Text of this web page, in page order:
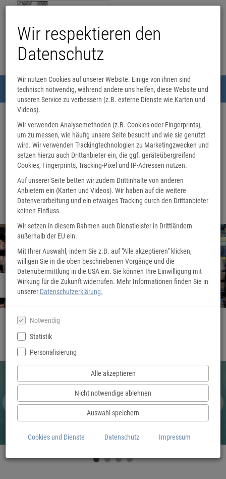
Wir respektieren den
Datenschutz
Wir nutzen Cookies auf unserer Website. Einige von ihnen sind
technisch notwendig, während andere uns helfen, diese Website und
unseren Service zu verbessern (z.B. externe Dienste wie Karten und
Videos).
Wir verwenden Analysemethoden (z.B. Cookies oder Fingerprints),
um zu messen, wie häufig unsere Seite besucht und wie sie genutzt
wird. Wir verwenden Trackingtechnologien zu Marketingzwecken und
setzen hierzu auch Drittanbieter ein, die ggf. geräteübergreifend
Cookies, Fingerprints, Tracking-Pixel und IP-Adressen nutzen.
Auf unserer Seite betten wir zudem Drittinhalte von anderen
Anbietern ein (Karten und Videos). Wir haben auf die weitere
Datenverarbeitung und ein etwaiges Tracking durch den Drittanbieter
keinen Einfluss.
Wir setzen in diesem Rahmen auch Dienstleister in Drittländern
außerhalb der EU ein.
Mit Ihrer Auswahl, indem Sie z.B. auf "Alle akzeptieren" klicken,
willigen Sie in die oben beschriebenen Vorgänge und die
Datenübermittlung in die USA ein. Sie können Ihre Einwilligung mit
Wirkung für die Zukunft widerrufen. Mehr Informationen finden Sie in
unserer Datenschutzerklärung.
Notwendig
Statistik
Personalisierung
Alle akzeptieren
Nicht notwendige ablehnen
Auswahl speichern
Cookies und Dienste Datenschutz Impressum
Menü 0
Buchhandlung Hupbach
Nicolaistraße 28
01307 Dresden
info@buchhandlung-hupbach.de
0351 8894053
Öffnungszeiten
Montag - Freitag 09.00 - 18.00 Uhr
Samstag 09.00 - 13.00 Uhr
Herzlich Willkommen!